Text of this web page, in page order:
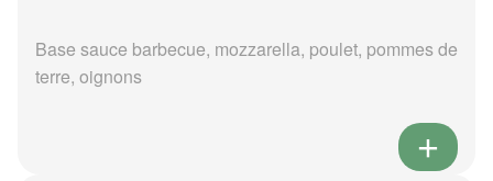
Base sauce barbecue, mozzarella, poulet, pommes de
terre, oignons